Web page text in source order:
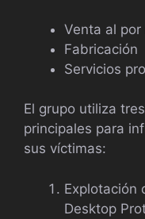
Venta al por
Fabricación
Servicios
El grupo utiliza
principales para
sus víctimas:
Explotación
Desktop